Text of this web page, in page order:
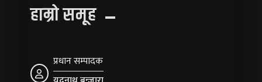
हाम्रो समूह
प्रधान सम्पादक